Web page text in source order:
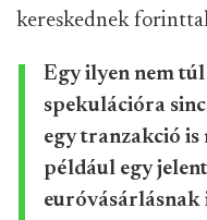
kereskednek
Egy ilyen nem
spekulációra
egy tranzakció
például egy
euróvásárlásnak